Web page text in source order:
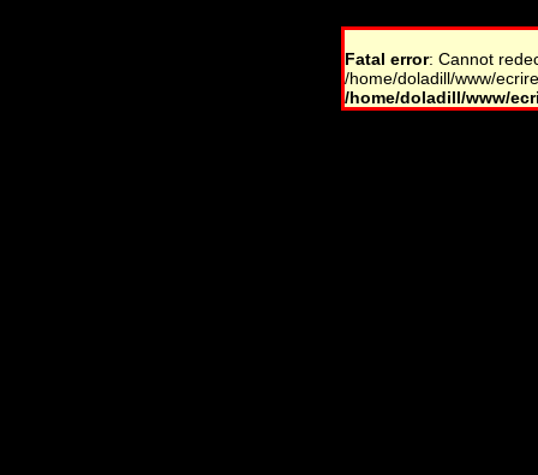
Fatal error: Cannot
/home/doladill/www/
/home/doladill/www/